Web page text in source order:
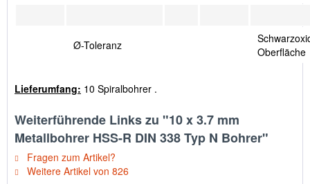
Ø-Toleranz
Oberfläche
Lieferumfang: 10 Spiralbohrer .
Weiterführende Links zu "10 x 3.7 mm
Metallbohrer HSS-R DIN 338 Typ N Bohrer"
Fragen zum Artikel?
Weitere Artikel von 826